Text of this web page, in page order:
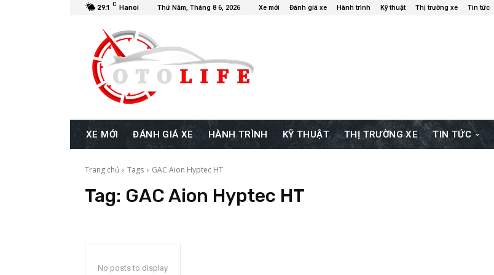
29.1 C Hanoi Thứ Năm, Tháng 8 6, 2026 Xe mới Đánh giá xe Hành trình Kỹ thuật Thị trường xe Tin tức
XE MỚI ĐÁNH GIÁ XE HÀNH TRÌNH KỸ THUẬT THỊ TRƯỜNG XE TIN TỨC
Trang chủ Tags GAC Aion Hyptec HT
Tag: GAC Aion Hyptec HT
No posts to display